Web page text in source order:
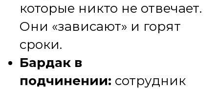
которые никто не отвечает.
Они «зависают» и горят
сроки.
Бардак в
подчинении: сотрудник